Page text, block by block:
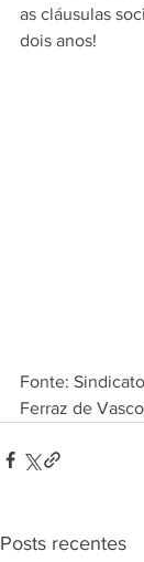
as cláusulas
dois anos!
Fonte:
Ferraz de
Posts recentes